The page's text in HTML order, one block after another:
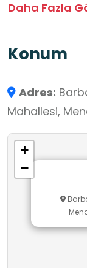
devam
Daha Fazla
Konum
Adres:
Mahallesi,
+
−